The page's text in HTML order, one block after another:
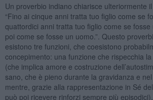
Un proverbio indiano chiarisce ulteriormente
“Fino ai cinque anni tratta tuo figlio come se
quattordici anni tratta tuo figlio come se
poi come se fosse un uomo.”. Questo
esistono tre funzioni, che coesistono
concepimento: una funzione che rispecchia
(che implica amore e costruzione
sano, che è pieno durante la gravidanza e
mentre, grazie alla rappresentazione in Sé
può poi ricevere rinforzi sempre più